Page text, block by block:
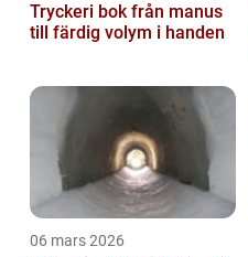
Tryckeri bok från manus
till färdig volym i handen
06 mars 2026